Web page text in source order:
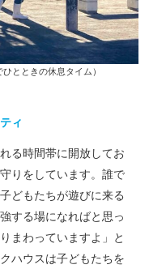
とときの休息タイム）
ィ
る時間帯に開放してお
りをしています。誰で
どもたちが遊びに来る
する場になればと思っ
まわっていますよ」と
ハウスは子どもたちを